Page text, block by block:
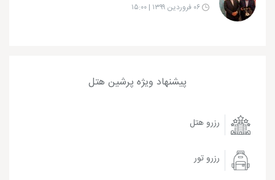
پیشنهاد ویژه پرشین هتل
رزرو هتل
رزرو تور